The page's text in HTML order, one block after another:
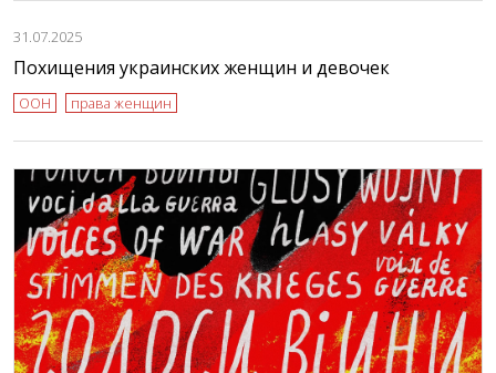
31.07.2025
Похищения украинских женщин и девочек
ООН права женщин